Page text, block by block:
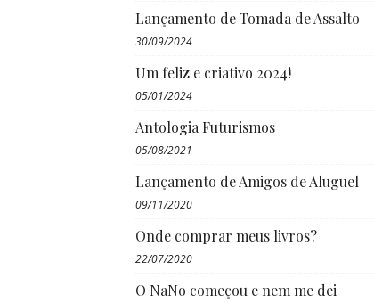
Lançamento de Tomada de Assalto
30/09/2024
Um feliz e criativo 2024!
05/01/2024
Antologia Futurismos
05/08/2021
Lançamento de Amigos de Aluguel
09/11/2020
Onde comprar meus livros?
22/07/2020
O NaNo começou e nem me dei